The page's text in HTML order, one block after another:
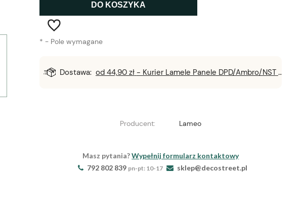
DO KOSZYKA
* - Pole wymagane
Dostawa: od 44,90 zł - Kurier Lamele Panele DPD/Ambro/NST
Producent: Lameo
Masz pytania?Wypełnij formularz kontaktowy
792 802 839 pn-pt: 10-17 sklep@decostreet.pl